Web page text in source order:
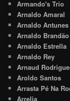
Armando's Trio
Arnaldo Amaral
Arnaldo Antunes
Arnaldo Brandão
Arnaldo Estrella
Arnaldo Rey
Arnaud
Aroldo Santos
Arrasta Pé Na
Arrelia